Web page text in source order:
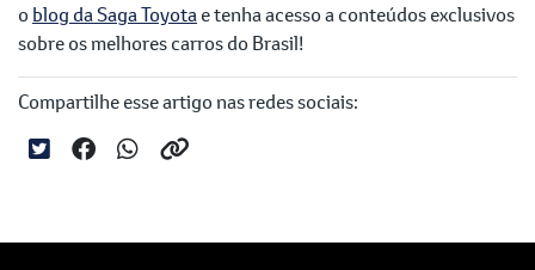
o blog da Saga Toyotae tenha acesso a conteúdos exclusivos
sobre os melhores carros do Brasil!
Compartilhe esse artigo nas redes sociais: